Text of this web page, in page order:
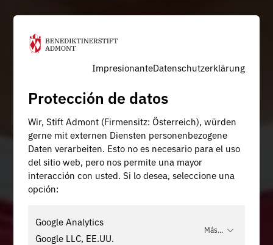
ImpresionanteDatenschutzerklärung
Protección de datos
Wir, Stift Admont (Firmensitz: Österreich), würden
gerne mit externen Diensten personenbezogene
Daten verarbeiten. Esto no es necesario para el uso
del sitio web, pero nos permite una mayor
interacción con usted. Si lo desea, seleccione una
opción:
Google Analytics
Google LLC, EE.UU.
Más...